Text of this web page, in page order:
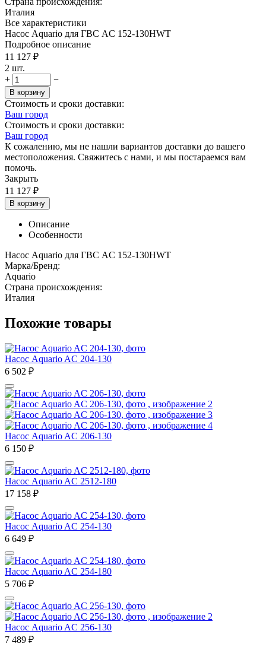
Италия
Все характеристики
Насос Aquario для ГВС AC 152-130HWT
Подробное описание
11 127 ₽
2 шт.
+
−
В корзину
Стоимость и сроки доставки:
Ваш город
Стоимость и сроки доставки:
Ваш город
К сожалению, мы не нашли вариантов доставки до вашего
местоположения. Свяжитесь с нами, и мы постараемся вам
помочь.
Закрыть
11 127 ₽
В корзину
Описание
Особенности
Насос Aquario для ГВС AC 152-130HWT
Марка/Бренд:
Aquario
Страна происхождения:
Италия
Похожие товары
Насос Aquario AC 204-130
6 502 ₽
Насос Aquario AC 206-130
6 150 ₽
Насос Aquario AC 2512-180
17 158 ₽
Насос Aquario AC 254-130
6 649 ₽
Насос Aquario AC 254-180
5 706 ₽
Насос Aquario AC 256-130
7 489 ₽